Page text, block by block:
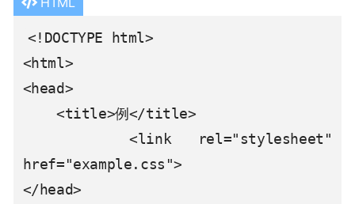
<!DOCTYPE html>
<html>
<head>
    <title>例</title>
    <link rel="stylesheet"
href="example.css">
</head>